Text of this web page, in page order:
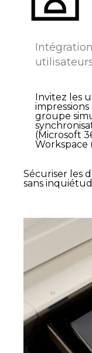
Invitez les
groupe
(Microsoft
Workspace
Sécuriser les
sans